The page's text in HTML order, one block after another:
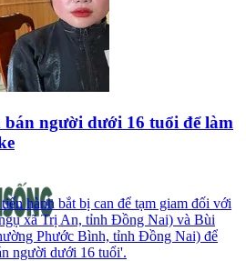
người dưới 16 tuổi để làm
hành bắt bị can để tạm giam đối với
xã Trị An, tỉnh Đồng Nai) và Bùi
Phước Bình, tỉnh Đồng Nai) để
người dưới 16 tuổi'.